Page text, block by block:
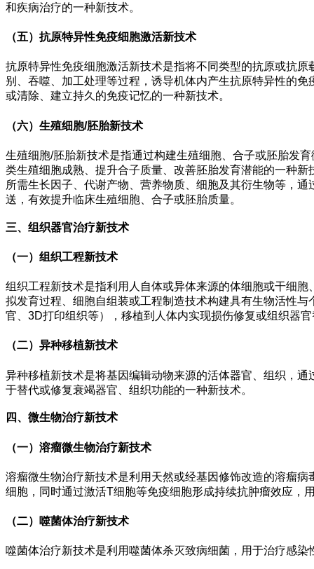
和疾病治疗的一种新技术。
（五）抗原特异性免疫细胞激活新技术
抗原特异性免疫细胞激活新技术是指将不同类型的抗原或抗
别、吞噬、加工处理等过程，诱导机体内产生抗原特异性的
或清除、建立持久的免疫记忆的一种新技术。
（六）生殖细胞/胚胎新技术
生殖细胞/胚胎新技术是指通过构建生殖细胞、合子或胚胎发
类生殖细胞成熟、提升合子质量、改善胚胎发育潜能的一种
所需生长因子、代谢产物、营养物质、细胞及其衍生物等，
送，有效提升临床生殖细胞、合子或胚胎质量。
三、组织器官治疗新技术
（一）组织工程新技术
组织工程新技术是指利用人自体或异体来源的体细胞或干细
拟发育过程、细胞自组装或工程制造技术构建具有生物活性
官、3D打印组织等），移植到人体内实现损伤修复或组织器
（二）异种移植新技术
异种移植新技术是将基因编辑动物来源的活体器官、组织，
于替代或修复衰竭器官、组织功能的一种新技术。
四、微生物治疗新技术
（一）溶瘤微生物治疗新技术
溶瘤微生物治疗新技术是利用天然或经基因修饰改造的溶瘤
细胞，同时通过激活T细胞等免疫细胞形成持续抗肿瘤效应，
（二）噬菌体治疗新技术
噬菌体治疗新技术是利用噬菌体杀灭致病细菌，用于治疗感染